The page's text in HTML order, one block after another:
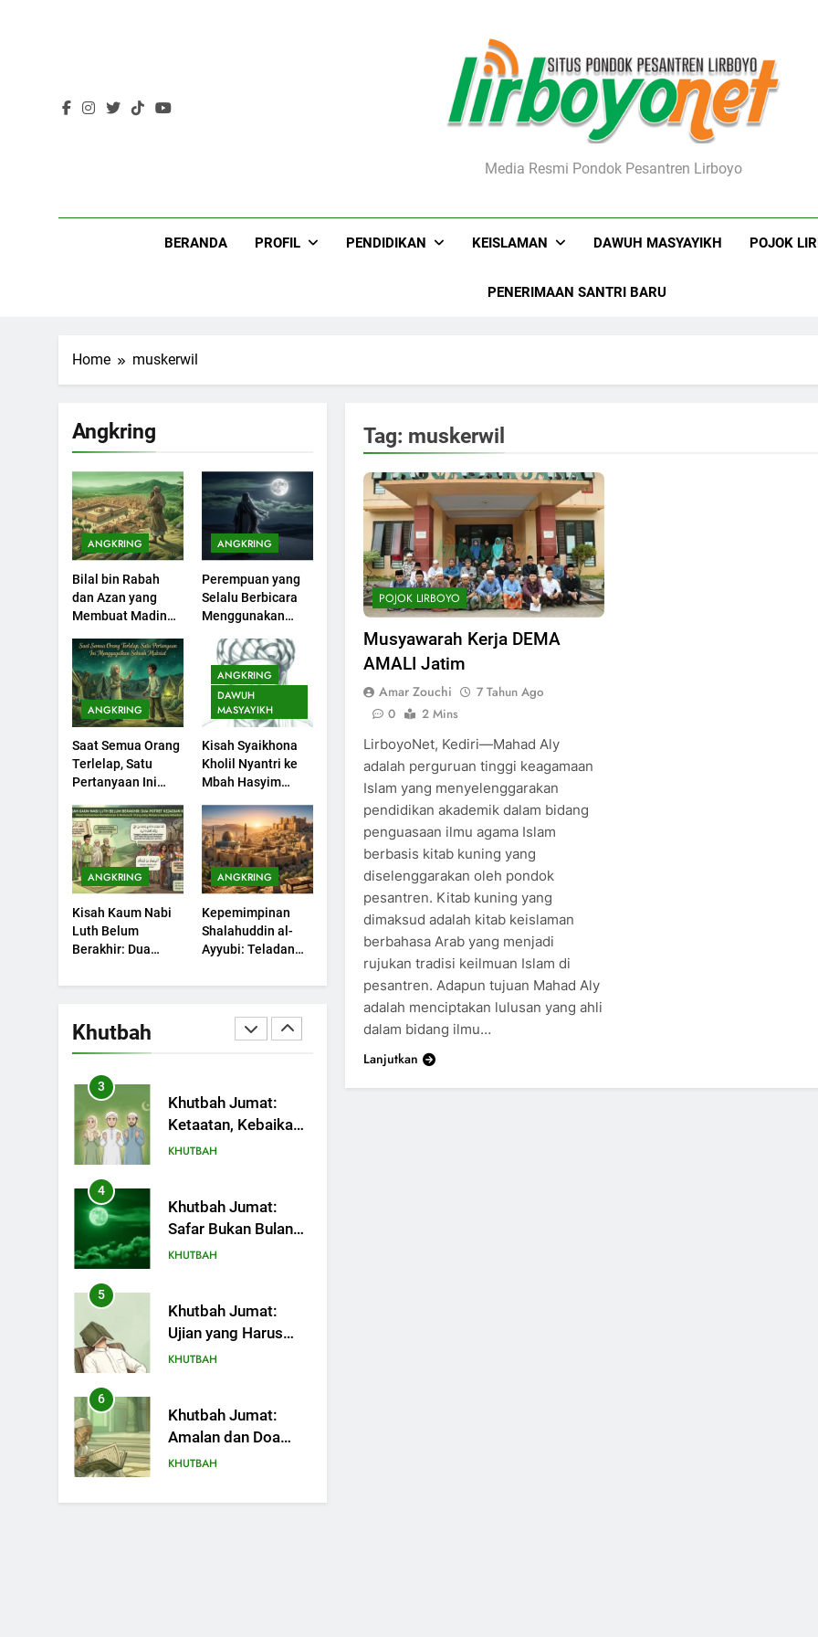
Lirboyo.netMedia Resmi Pondok Pesantren Lirboyo
BERANDA PROFIL PENDIDIKAN KEISLAMAN DAWUH MASYAYIKH POJOK
PENERIMAAN SANTRI BARU
Home muskerwil
Angkring
ANGKRING
Bilal bin Rabah
dan Azan yang
Membuat Madinah
ANGKRING
Perempuan yang
Selalu Berbicara
Menggunakan
ANGKRING
Saat Semua Orang
Terlelap, Satu
Pertanyaan Ini
Sebuah Maksiat
ANGKRING
DAWUH
MASYAYIKH
Kisah Syaikhona
Kholil Nyantri ke
Mbah Hasyim
ANGKRING
Kisah Kaum Nabi
Luth Belum
Berakhir: Dua
yang Kini Kembali
ANGKRING
Kepemimpinan
Shalahuddin al-
Ayyubi: Teladan
Dipelajari oleh
Sekarang (2)
Khutbah
Khutbah Idul Fitri di
Rumah
KHUTBAH
201
Khutbah jumat:
Sejarah Seebagai
Pembangkit Jiwa
202
Khutbah Jumat :
Supaya Amal Bisa
Diterima
203
Khutbah Jumat:
Bulan Muharram
Bulan Bersejarah
KHUTBAH
1
Khutbah Jumat:
Mengapa Orang
Dengki Tak Akan
Pernah Berjaya?
KHUTBAH
2
Melihat Limpahan
Nikmat Allah
3
Khutbah Jumat:
Ketaatan, Kebaikan
dan Pengaruhnya
KHUTBAH
4
Khutbah Jumat:
Safar Bukan Bulan
Sial
KHUTBAH
5
Khutbah Jumat:
Ujian yang Harus
Kita Syukuri
KHUTBAH
6
Khutbah Jumat:
Amalan dan Doa
Orang Tua agar
Pesantren Sukses
KHUTBAH
7
Tag: muskerwil
POJOK LIRBOYO
Musyawarah Kerja DEMA
AMALI Jatim
Amar Zouchi
7 Tahun Ago
0
2 Mins
LirboyoNet, Kediri—Mahad Aly
adalah perguruan tinggi keagamaan
Islam yang menyelenggarakan
pendidikan akademik dalam bidang
penguasaan ilmu agama Islam
berbasis kitab kuning yang
diselenggarakan oleh pondok
pesantren. Kitab kuning yang
dimaksud adalah kitab keislaman
berbahasa Arab yang menjadi
rujukan tradisi keilmuan Islam di
pesantren. Adapun tujuan Mahad Aly
adalah menciptakan lulusan yang ahli
dalam bidang ilmu…
Lanjutkan